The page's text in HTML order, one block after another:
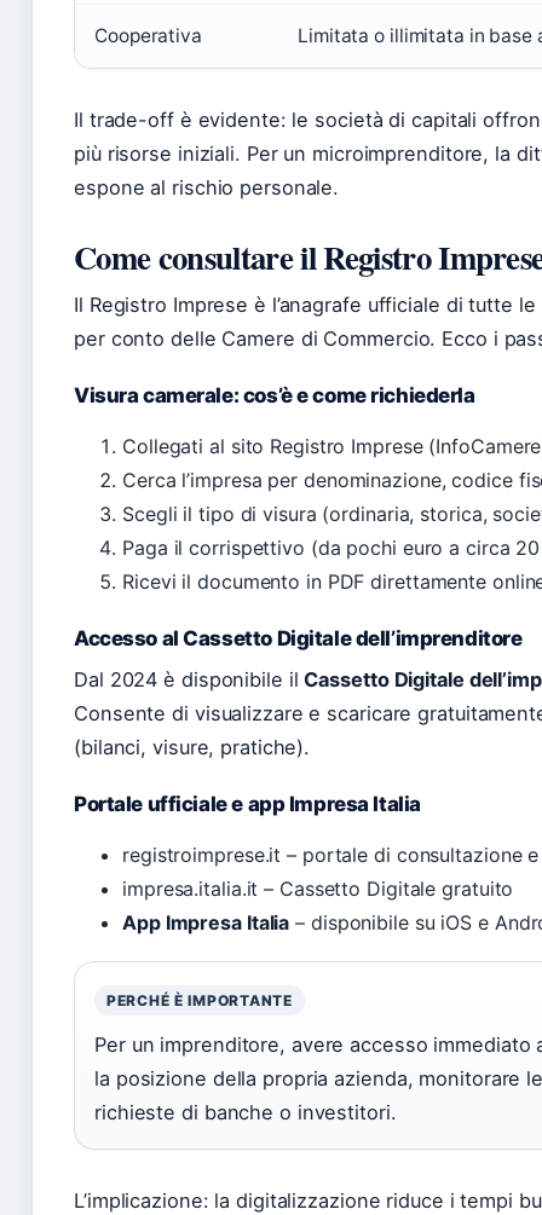
Cooperativa Limitata o illimitata in base
Il trade-off è evidente: le società di capitali
più risorse iniziali. Per un microimprenditore, la
espone al rischio personale.
Come consultare il Registro
Il Registro Imprese è l’anagrafe ufficiale di tutte
per conto delle Camere di Commercio. Ecco i
Visura camerale: cos’è e come richiederla
Collegati al sito Registro Imprese
Cerca l’impresa per denominazione, codice
Scegli il tipo di visura (ordinaria, storica,
Paga il corrispettivo (da pochi euro a circa
Ricevi il documento in PDF direttamente
Accesso al Cassetto Digitale dell’imprenditore
Dal 2024 è disponibile ilCassetto Digitale
Consente di visualizzare e scaricare
(bilanci, visure, pratiche).
Portale ufficiale e app Impresa Italia
registroimprese.it – portale di consultazione
impresa.italia.it – Cassetto Digitale gratuito
App Impresa Italia – disponibile su iOS e
PERCHÉ È IMPORTANTE
Per un imprenditore, avere accesso
la posizione della propria azienda, monitorare
richieste di banche o investitori.
L’implicazione: la digitalizzazione riduce i tempi